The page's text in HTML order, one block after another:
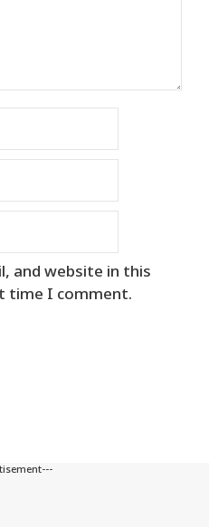
and website in this
time I comment.